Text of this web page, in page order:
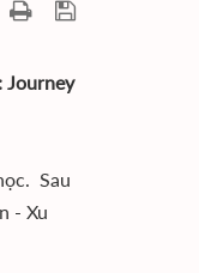
Journey
Sau
- Xu